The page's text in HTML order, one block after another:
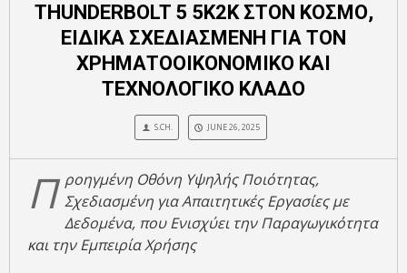
THUNDERBOLT 5 5K2K ΣΤΟΝ ΚΟΣΜΟ,
ΕΙΔΙΚΑ ΣΧΕΔΙΑΣΜΕΝΗ ΓΙΑ ΤΟΝ
ΧΡΗΜΑΤΟΟΙΚΟΝΟΜΙΚΟ ΚΑΙ
ΤΕΧΝΟΛΟΓΙΚΟ ΚΛΑΔΟ
S.CH. JUNE 26, 2025
Π ροηγμένη Οθόνη Υψηλής Ποιότητας,
Σχεδιασμένη για Απαιτητικές Εργασίες με
Δεδομένα, που Ενισχύει την Παραγωγικότητα
και την Εμπειρία Χρήσης